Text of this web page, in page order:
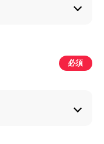
必須